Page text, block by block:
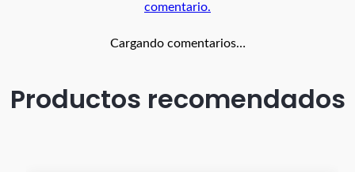
comentario.
Cargando comentarios…
Productos recomendados